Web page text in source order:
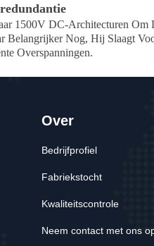
1500V DC-Architecturen
Belangrijker Nog, Hij Slaagt
Overspanningen.
Over
Bedrijfprofiel
Fabriekstocht
Kwaliteitscontrole
Neem contact met ons